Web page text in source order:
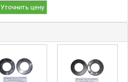
Уточнить цену